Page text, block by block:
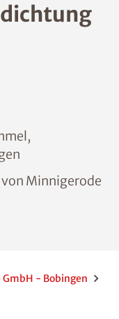
Minnigerode
- Bobingen